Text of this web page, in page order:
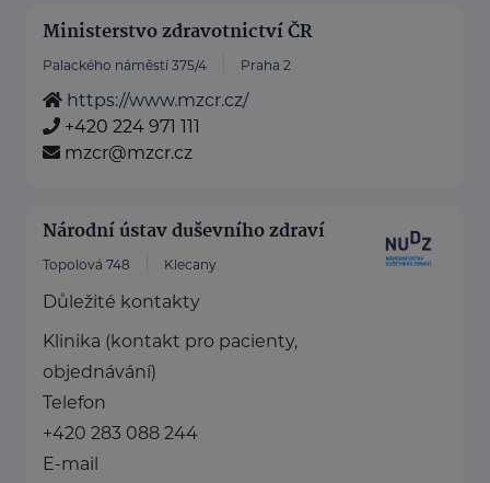
Ministerstvo zdravotnictví ČR
Palackého náměstí 375/4 Praha 2
https://www.mzcr.cz/
+420 224 971 111
mzcr@mzcr.cz
Národní ústav duševního zdraví
Topolová 748 Klecany
Důležité kontakty
Klinika (kontakt pro pacienty,
objednávání)
Telefon
+420 283 088 244
E-mail